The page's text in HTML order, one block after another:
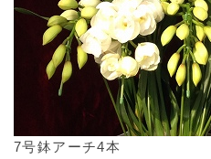
7号鉢アーチ4本